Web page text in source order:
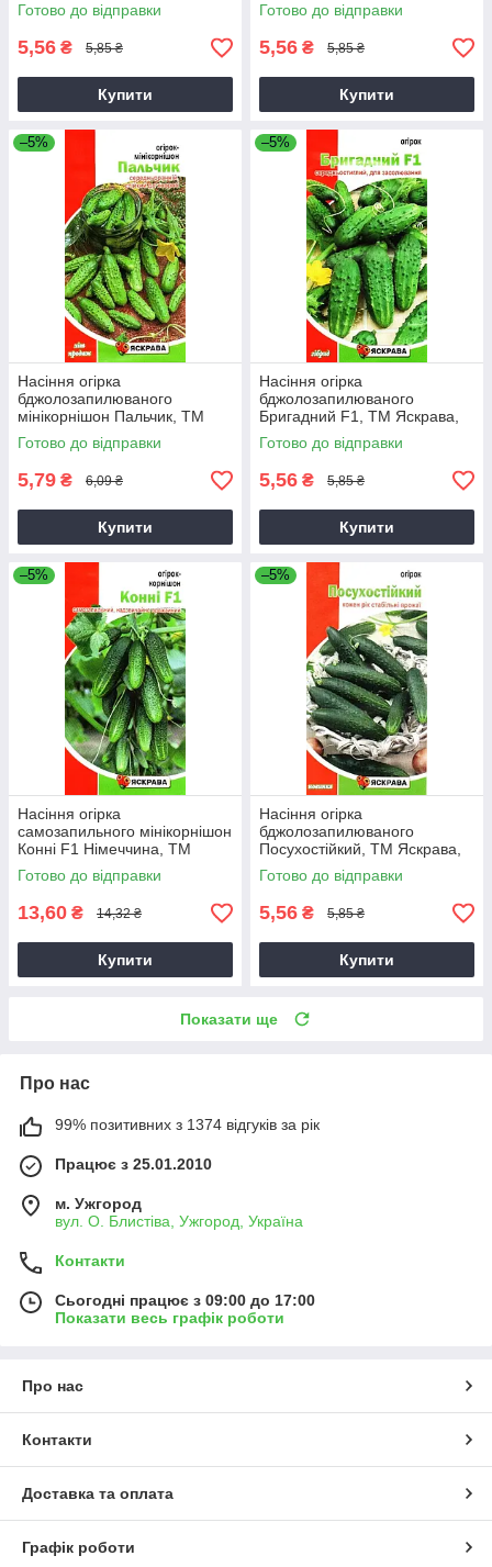
Готово до відправки
5,56 ₴ 5,85 ₴
Купити
Готово до відправки
5,56 ₴ 5,85 ₴
Купити
–5%
Насіння огірка
бджолозапилюваного
мінікорнішон Пальчик, ТМ
Яскрава, 1г
Готово до відправки
5,79 ₴ 6,09 ₴
Купити
–5%
Насіння огірка
бджолозапилюваного
Бригадний F1, ТМ Яскрава,
0,5г
Готово до відправки
5,56 ₴ 5,85 ₴
Купити
–5%
Насіння огірка
самозапильного мінікорнішон
Конні F1 Німеччина, ТМ
Яскрава, 0,3г
Готово до відправки
13,60 ₴ 14,32 ₴
Купити
–5%
Насіння огірка
бджолозапилюваного
Посухостійкий, ТМ Яскрава,
1г
Готово до відправки
5,56 ₴ 5,85 ₴
Купити
Показати ще
Про нас
99% позитивних з 1374 відгуків за рік
Працює з 25.01.2010
м. Ужгород
вул. О. Блистіва, Ужгород, Україна
Контакти
Сьогодні працює з 09:00 до 17:00
Показати весь графік роботи
Про нас
Контакти
Доставка та оплата
Графік роботи